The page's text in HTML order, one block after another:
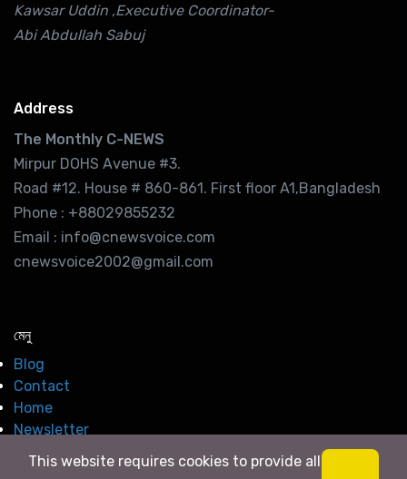
Kawsar Uddin ,Executive Coordinator-
Abi Abdullah Sabuj
Address
The Monthly C-NEWS
Mirpur DOHS Avenue #3.
Road #12. House # 860-861. First floor A1,Bangladesh
Phone : +88029855232
Email : info@cnewsvoice.com
cnewsvoice2002@gmail.com
মেনু
Blog
Contact
Home
Newsletter
This website requires cookies to provide all